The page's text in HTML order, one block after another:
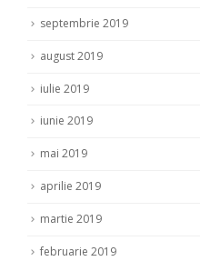
septembrie 2019
august 2019
iulie 2019
iunie 2019
mai 2019
aprilie 2019
martie 2019
februarie 2019